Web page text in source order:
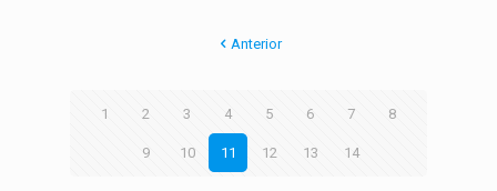
Anterior
1 2 3 4 5 6 7 8
9 10 11 12 13 14